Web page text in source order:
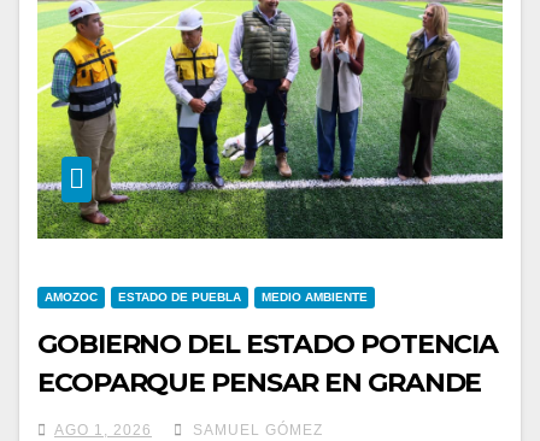
AMOZOC ESTADO DE PUEBLA MEDIO AMBIENTE
GOBIERNO DEL ESTADO POTENCIA
ECOPARQUE PENSAR EN GRANDE
COMO REFERENTE AMBIENTAL
AGO 1, 2026 SAMUEL GÓMEZ